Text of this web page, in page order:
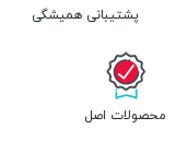
پشتیبانی همیشگی
محصولات اصل